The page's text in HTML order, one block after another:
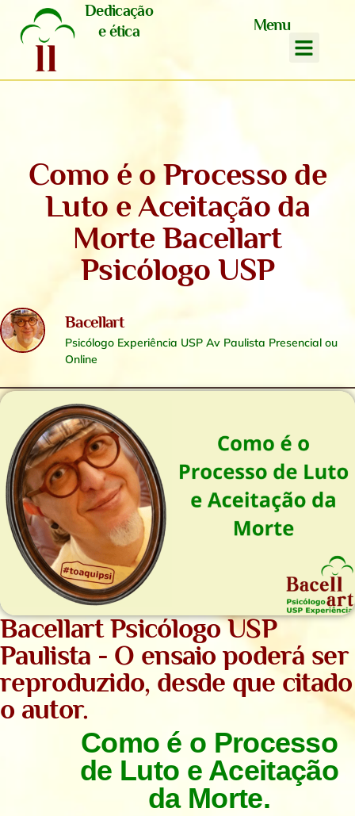
Dedicação
e ética
Menu
Como é o Processo de
Luto e Aceitação da
Morte Bacellart
Psicólogo USP
Bacellart
Psicólogo Experiência USP Av Paulista Presencial ou
Online
Bacellart Psicólogo USP
Paulista - O ensaio poderá ser
reproduzido, desde que citado
o autor.
Como é o Processo
de Luto e Aceitação
da Morte.